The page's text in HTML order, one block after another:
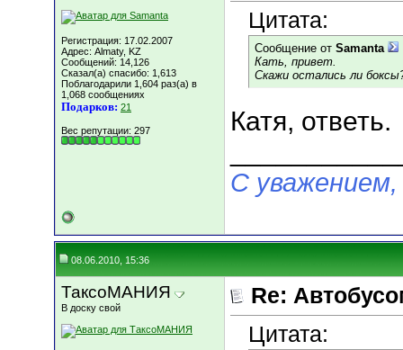
Регистрация: 17.02.2007
Адрес: Almaty, KZ
Сообщений: 14,126
Сказал(а) спасибо: 1,613
Поблагодарили 1,604 раз(а) в
1,068 сообщениях
Подарков: 21
Вес репутации: 297
Цитата:
Сообщение от Samanta
Кать, привет.
Скажи остались ли
Катя, ответь.
С
08.06.2010, 15:36
ТаксоМАНИЯ
В доску свой
Re:
Цитата: